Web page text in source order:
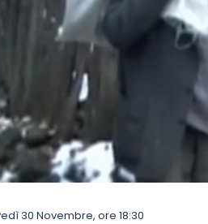
30 Novembre, ore 18:30